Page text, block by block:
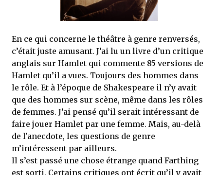
En ce qui concerne le théâtre à genre renversés,
c’était juste amusant. J’ai lu un livre d’un critique
anglais sur Hamlet qui commente 85 versions de
Hamlet qu’il a vues. Toujours des hommes dans
le rôle. Et à l’époque de Shakespeare il n’y avait
que des hommes sur scène, même dans les rôles
de femmes. J’ai pensé qu’il serait intéressant de
faire jouer Hamlet par une femme. Mais, au-delà
de l'anecdote, les questions de genre
m’intéressent par ailleurs.
Il s’est passé une chose étrange quand Farthing
est sorti. Certains critiques ont écrit qu’il y avait